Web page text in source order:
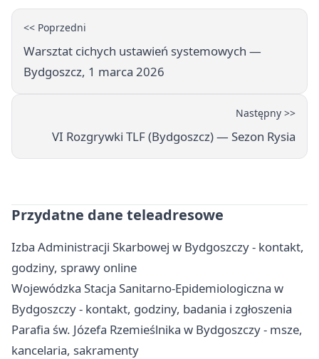
<< Poprzedni
Warsztat cichych ustawień systemowych —
Bydgoszcz, 1 marca 2026
Następny >>
VI Rozgrywki TLF (Bydgoszcz) — Sezon Rysia
Przydatne dane teleadresowe
Izba Administracji Skarbowej w Bydgoszczy - kontakt,
godziny, sprawy online
Wojewódzka Stacja Sanitarno-Epidemiologiczna w
Bydgoszczy - kontakt, godziny, badania i zgłoszenia
Parafia św. Józefa Rzemieślnika w Bydgoszczy - msze,
kancelaria, sakramenty